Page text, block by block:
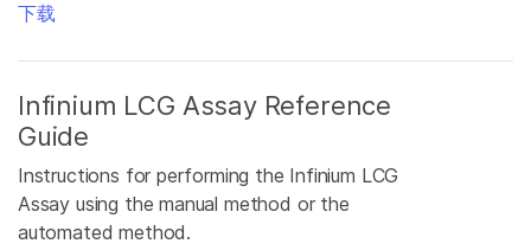
下载
Infinium LCG Assay Reference
Guide
Instructions for performing the Infinium LCG
Assay using the manual method or the
automated method.